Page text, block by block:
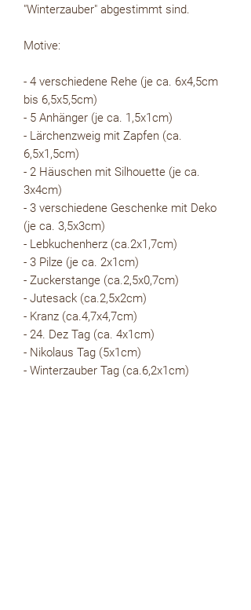
"Winterzauber" abgestimmt sind.
Motive:
- 4 verschiedene Rehe (je ca. 6x4,5cm
bis 6,5x5,5cm)
- 5 Anhänger (je ca. 1,5x1cm)
- Lärchenzweig mit Zapfen (ca.
6,5x1,5cm)
- 2 Häuschen mit Silhouette (je ca.
3x4cm)
- 3 verschiedene Geschenke mit Deko
(je ca. 3,5x3cm)
- Lebkuchenherz (ca.2x1,7cm)
- 3 Pilze (je ca. 2x1cm)
- Zuckerstange (ca.2,5x0,7cm)
- Jutesack (ca.2,5x2cm)
- Kranz (ca.4,7x4,7cm)
- 24. Dez Tag (ca. 4x1cm)
- Nikolaus Tag (5x1cm)
- Winterzauber Tag (ca.6,2x1cm)